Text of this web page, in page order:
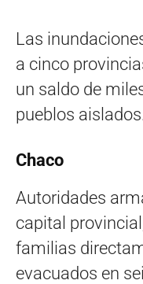
Las
a cinco
un saldo de
pueblos
Chaco
Autoridades
capital
familias
evacuados en